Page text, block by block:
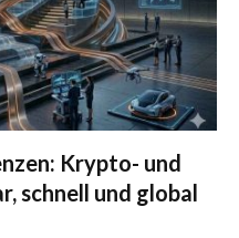
Krypto- und
schnell und global